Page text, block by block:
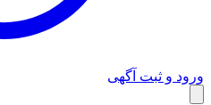
وبلاگ
ورود و ثبت آگهی